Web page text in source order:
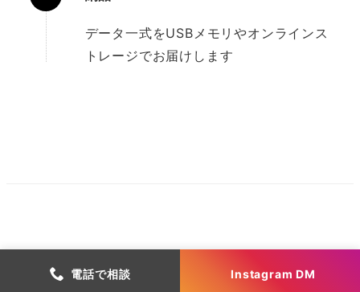
データ一式をUSBメモリやオンラインス
トレージでお届けします
電話で相談 Instagram DM
Copyright Atelier Yu Inc. 有限会社アトリエゆう